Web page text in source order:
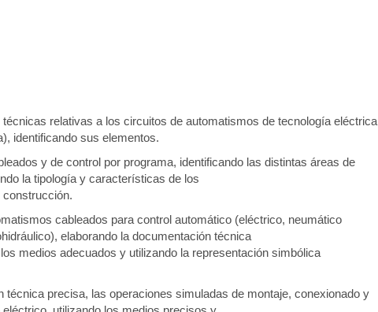
relativas a los circuitos de automatismos de tecnología eléctrica
identificando sus elementos.
y de control por programa, identificando las distintas áreas de
la tipología y características de los
cableados para control automático (eléctrico, neumático
elaborando la documentación técnica
medios adecuados y utilizando la representación simbólica
técnica precisa, las operaciones simuladas de montaje, conexionado y